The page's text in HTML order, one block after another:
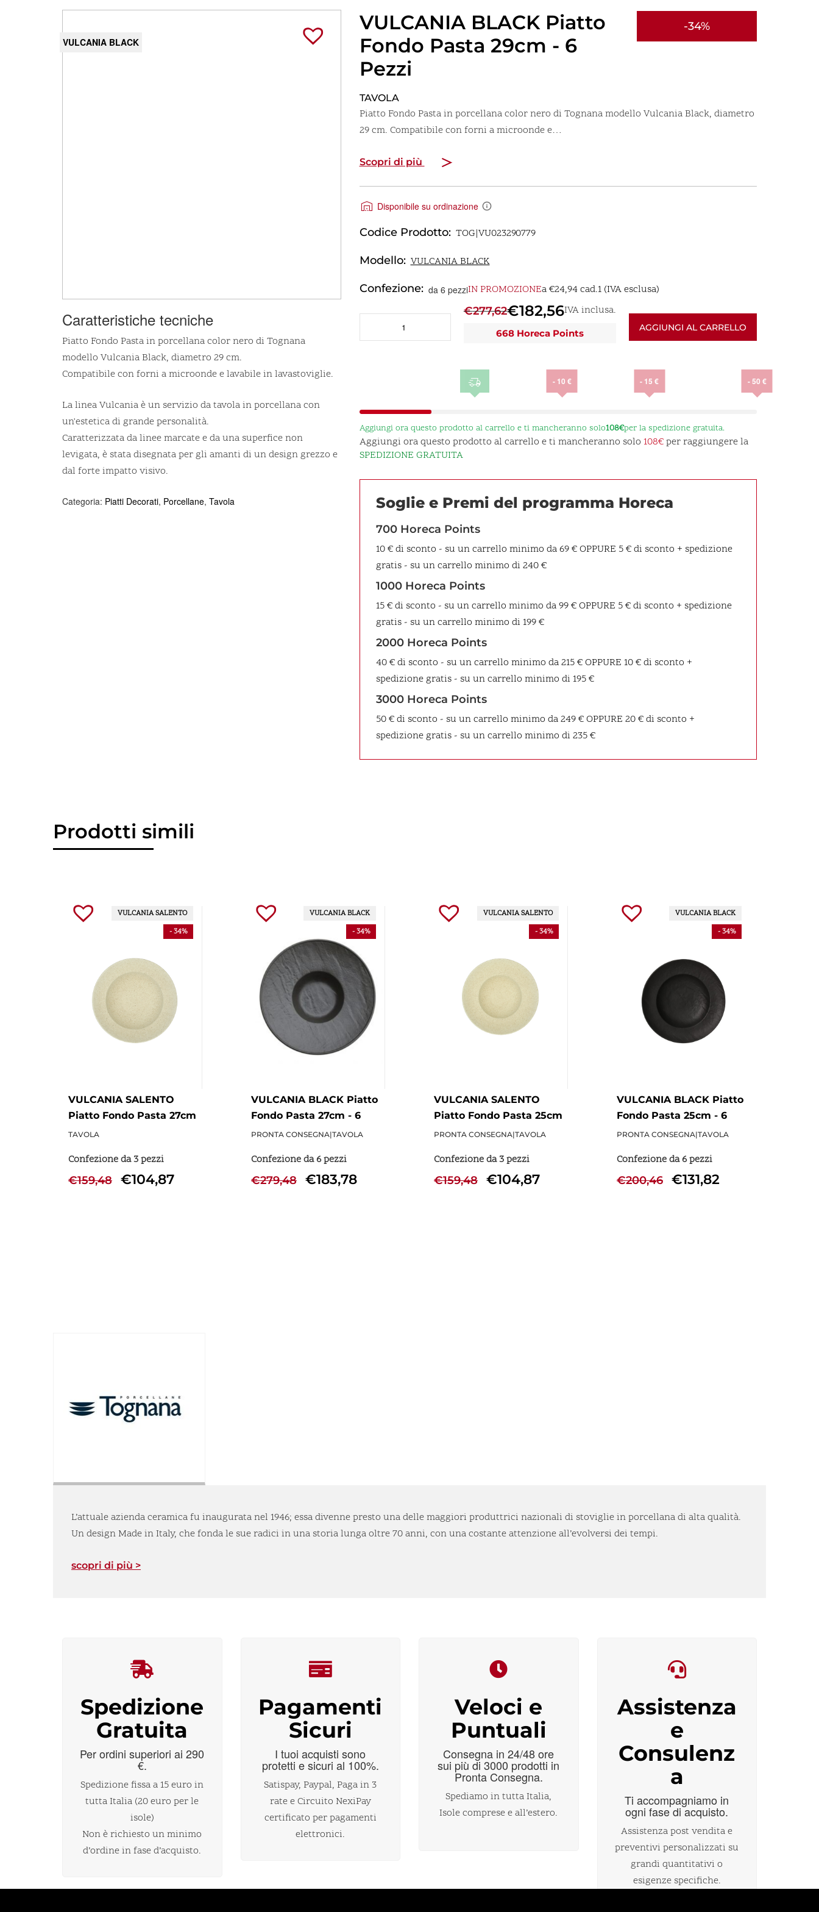
VULCANIA BLACK
Caratteristiche tecniche
Piatto Fondo Pasta in porcellana color nero di Tognana
modello Vulcania Black, diametro 29 cm.
Compatibile con forni a microonde e lavabile in lavastoviglie.
La linea Vulcania è un servizio da tavola in porcellana con
un'estetica di grande personalità.
Caratterizzata da linee marcate e da una superfice non
levigata, è stata disegnata per gli amanti di un design grezzo e
dal forte impatto visivo.
Categoria: Piatti Decorati, Porcellane, Tavola
VULCANIA BLACK Piatto
Fondo Pasta 29cm - 6
Pezzi
-34%
TAVOLA
Piatto Fondo Pasta in porcellana color nero di Tognana modello Vulcania Black, diametro
29 cm. Compatibile con forni a microonde e…
Scopri di più
Disponibile su ordinazione
Codice Prodotto: TOG|VU023290779
Modello: VULCANIA BLACK
Confezione: da 6 pezziIN PROMOZIONEa€24,94cad.1 (IVA esclusa)
€277,62€182,56IVA inclusa.
668 Horeca Points
AGGIUNGI AL CARRELLO
- 10 € - 15 € - 50 €
Aggiungi ora questo prodotto al carrello e ti mancheranno solo108€per la spedizione gratuita.
Aggiungi ora questo prodotto al carrello e ti mancheranno solo 108€per raggiungere la
SPEDIZIONE GRATUITA
Soglie e Premi del programma Horeca
700 Horeca Points
10 € di sconto - su un carrello minimo da 69 €OPPURE 5 € di sconto + spedizione
gratis - su un carrello minimo di 240 €
1000 Horeca Points
15 € di sconto - su un carrello minimo da 99 €OPPURE 5 € di sconto + spedizione
gratis - su un carrello minimo di 199 €
2000 Horeca Points
40 € di sconto - su un carrello minimo da 215 €OPPURE 10 € di sconto +
spedizione gratis - su un carrello minimo di 195 €
3000 Horeca Points
50 € di sconto - su un carrello minimo da 249 €OPPURE 20 € di sconto +
spedizione gratis - su un carrello minimo di 235 €
Prodotti simili
VULCANIA SALENTO
Piatto Fondo Pasta 27cm
sabbia - 3 Pezzi
TAVOLA
Confezione da 3 pezzi
€159,48 €104,87
- 34%
VULCANIA SALENTO
VULCANIA BLACK Piatto
Fondo Pasta 27cm - 6
Pezzi
PRONTA CONSEGNA|TAVOLA
Confezione da 6 pezzi
€279,48 €183,78
- 34%
VULCANIA BLACK
VULCANIA SALENTO
Piatto Fondo Pasta 25cm
sabbia - 3 Pezzi
PRONTA CONSEGNA|TAVOLA
Confezione da 3 pezzi
€159,48 €104,87
- 34%
VULCANIA SALENTO
VULCANIA BLACK Piatto
Fondo Pasta 25cm - 6
Pezzi
PRONTA CONSEGNA|TAVOLA
Confezione da 6 pezzi
€200,46 €131,82
- 34%
VULCANIA BLACK
L’attuale azienda ceramica fu inaugurata nel 1946; essa divenne presto una delle maggiori produttrici nazionali di stoviglie in porcellana di alta qualità.
Un design Made in Italy, che fonda le sue radici in una storia lunga oltre 70 anni, con una costante attenzione all’evolversi dei tempi.
scopri di più >
Spedizione
Gratuita
Per ordini superiori ai 290
€.
Spedizione fissa a 15 euro in
tutta Italia (20 euro per le
isole)
Non è richiesto un minimo
d’ordine in fase d’acquisto.
Pagamenti
Sicuri
I tuoi acquisti sono
protetti e sicuri al 100%.
Satispay, Paypal, Paga in 3
rate e Circuito NexiPay
certificato per pagamenti
elettronici.
Veloci e
Puntuali
Consegna in 24/48 ore
sui più di 3000 prodotti in
Pronta Consegna.
Spediamo in tutta Italia,
Isole comprese e all’estero.
Assistenza
e
Consulenz
a
Ti accompagniamo in
ogni fase di acquisto.
Assistenza post vendita e
preventivi personalizzati su
grandi quantitativi o
esigenze specifiche.